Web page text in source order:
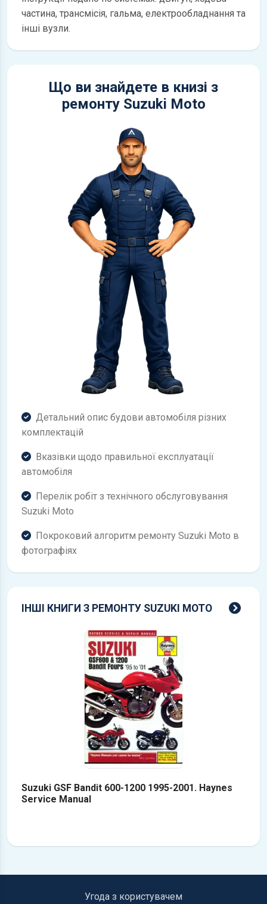
частина, трансмісія, гальма, електрообладнання та
інші вузли.
Що ви знайдете в книзі з
ремонту Suzuki Moto
Детальний опис будови автомобіля різних
комплектацій
Вказівки щодо правильної експлуатації
автомобіля
Перелік робіт з технічного обслуговування
Suzuki Moto
Покроковий алгоритм ремонту Suzuki Moto в
фотографіях
ІНШІ КНИГИ З РЕМОНТУ SUZUKI MOTO
Suzuki GSF Bandit 600-1200 1995-2001. Haynes
Service Manual
Угода з користувачем